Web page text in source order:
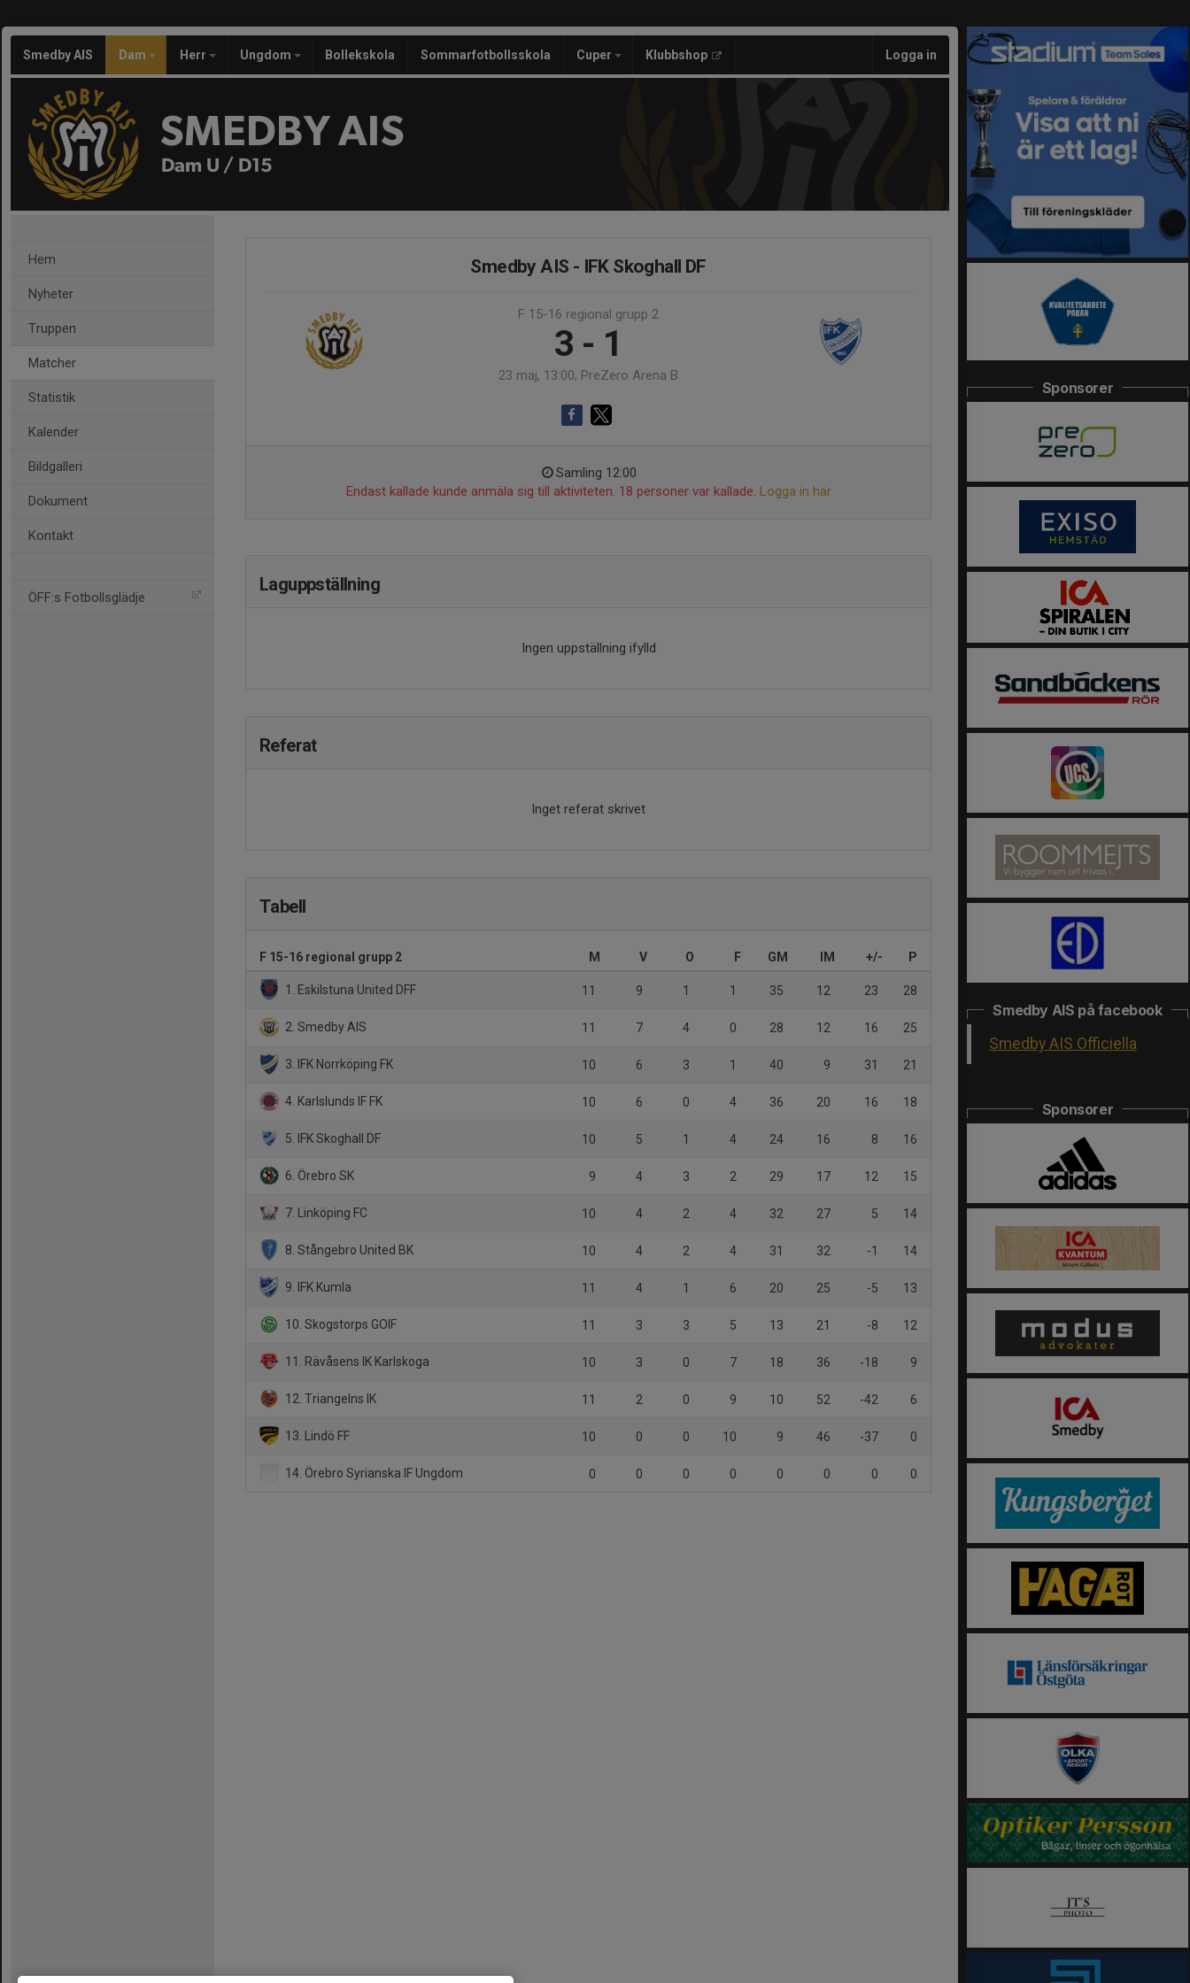
Smedby AIS Dam Herr Ungdom Bollekskola Sommarfotbollsskola Cuper Klubbshop Logga in
SMEDBY AIS
Dam U / D15
Hem
Nyheter
Truppen
Matcher
Statistik
Kalender
Bildgalleri
Dokument
Kontakt
ÖFF:s Fotbollsglädje
Smedby AIS - IFK Skoghall DF
F 15-16 regional grupp 2
3 - 1
23 maj, 13:00, PreZero Arena B
Samling 12:00
Endast kallade kunde anmäla sig till aktiviteten. 18 personer var kallade. Logga in här
Laguppställning
Ingen uppställning ifylld
Referat
Inget referat skrivet
Tabell
F 15-16 regional grupp 2 M V O F GM IM +/- P
1. Eskilstuna United DFF 11 9 1 1 35 12 23 28
2. Smedby AIS 11 7 4 0 28 12 16 25
3. IFK Norrköping FK 10 6 3 1 40 9 31 21
4. Karlslunds IF FK 10 6 0 4 36 20 16 18
5. IFK Skoghall DF 10 5 1 4 24 16 8 16
6. Örebro SK 9 4 3 2 29 17 12 15
7. Linköping FC 10 4 2 4 32 27 5 14
8. Stångebro United BK 10 4 2 4 31 32 -1 14
9. IFK Kumla 11 4 1 6 20 25 -5 13
10. Skogstorps GOIF 11 3 3 5 13 21 -8 12
11. Rävåsens IK Karlskoga 10 3 0 7 18 36 -18 9
12. Triangelns IK 11 2 0 9 10 52 -42 6
13. Lindö FF 10 0 0 10 9 46 -37 0
14. Örebro Syrianska IF Ungdom 0 0 0 0 0 0 0 0
Sponsorer
Smedby AIS på facebook
Smedby AIS Officiella
Sponsorer